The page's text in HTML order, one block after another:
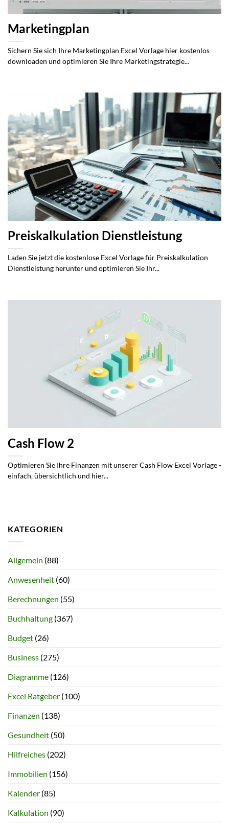
Marketingplan
Sichern Sie sich Ihre Marketingplan Excel Vorlage hier kostenlos
downloaden und optimieren Sie Ihre Marketingstrategie...
Preiskalkulation Dienstleistung
Laden Sie jetzt die kostenlose Excel Vorlage für Preiskalkulation
Dienstleistung herunter und optimieren Sie Ihr...
Cash Flow 2
Optimieren Sie Ihre Finanzen mit unserer Cash Flow Excel Vorlage -
einfach, übersichtlich und hier...
KATEGORIEN
Allgemein (88)
Anwesenheit (60)
Berechnungen (55)
Buchhaltung (367)
Budget (26)
Business (275)
Diagramme (126)
Excel Ratgeber (100)
Finanzen (138)
Gesundheit (50)
Hilfreiches (202)
Immobilien (156)
Kalender (85)
Kalkulation (90)